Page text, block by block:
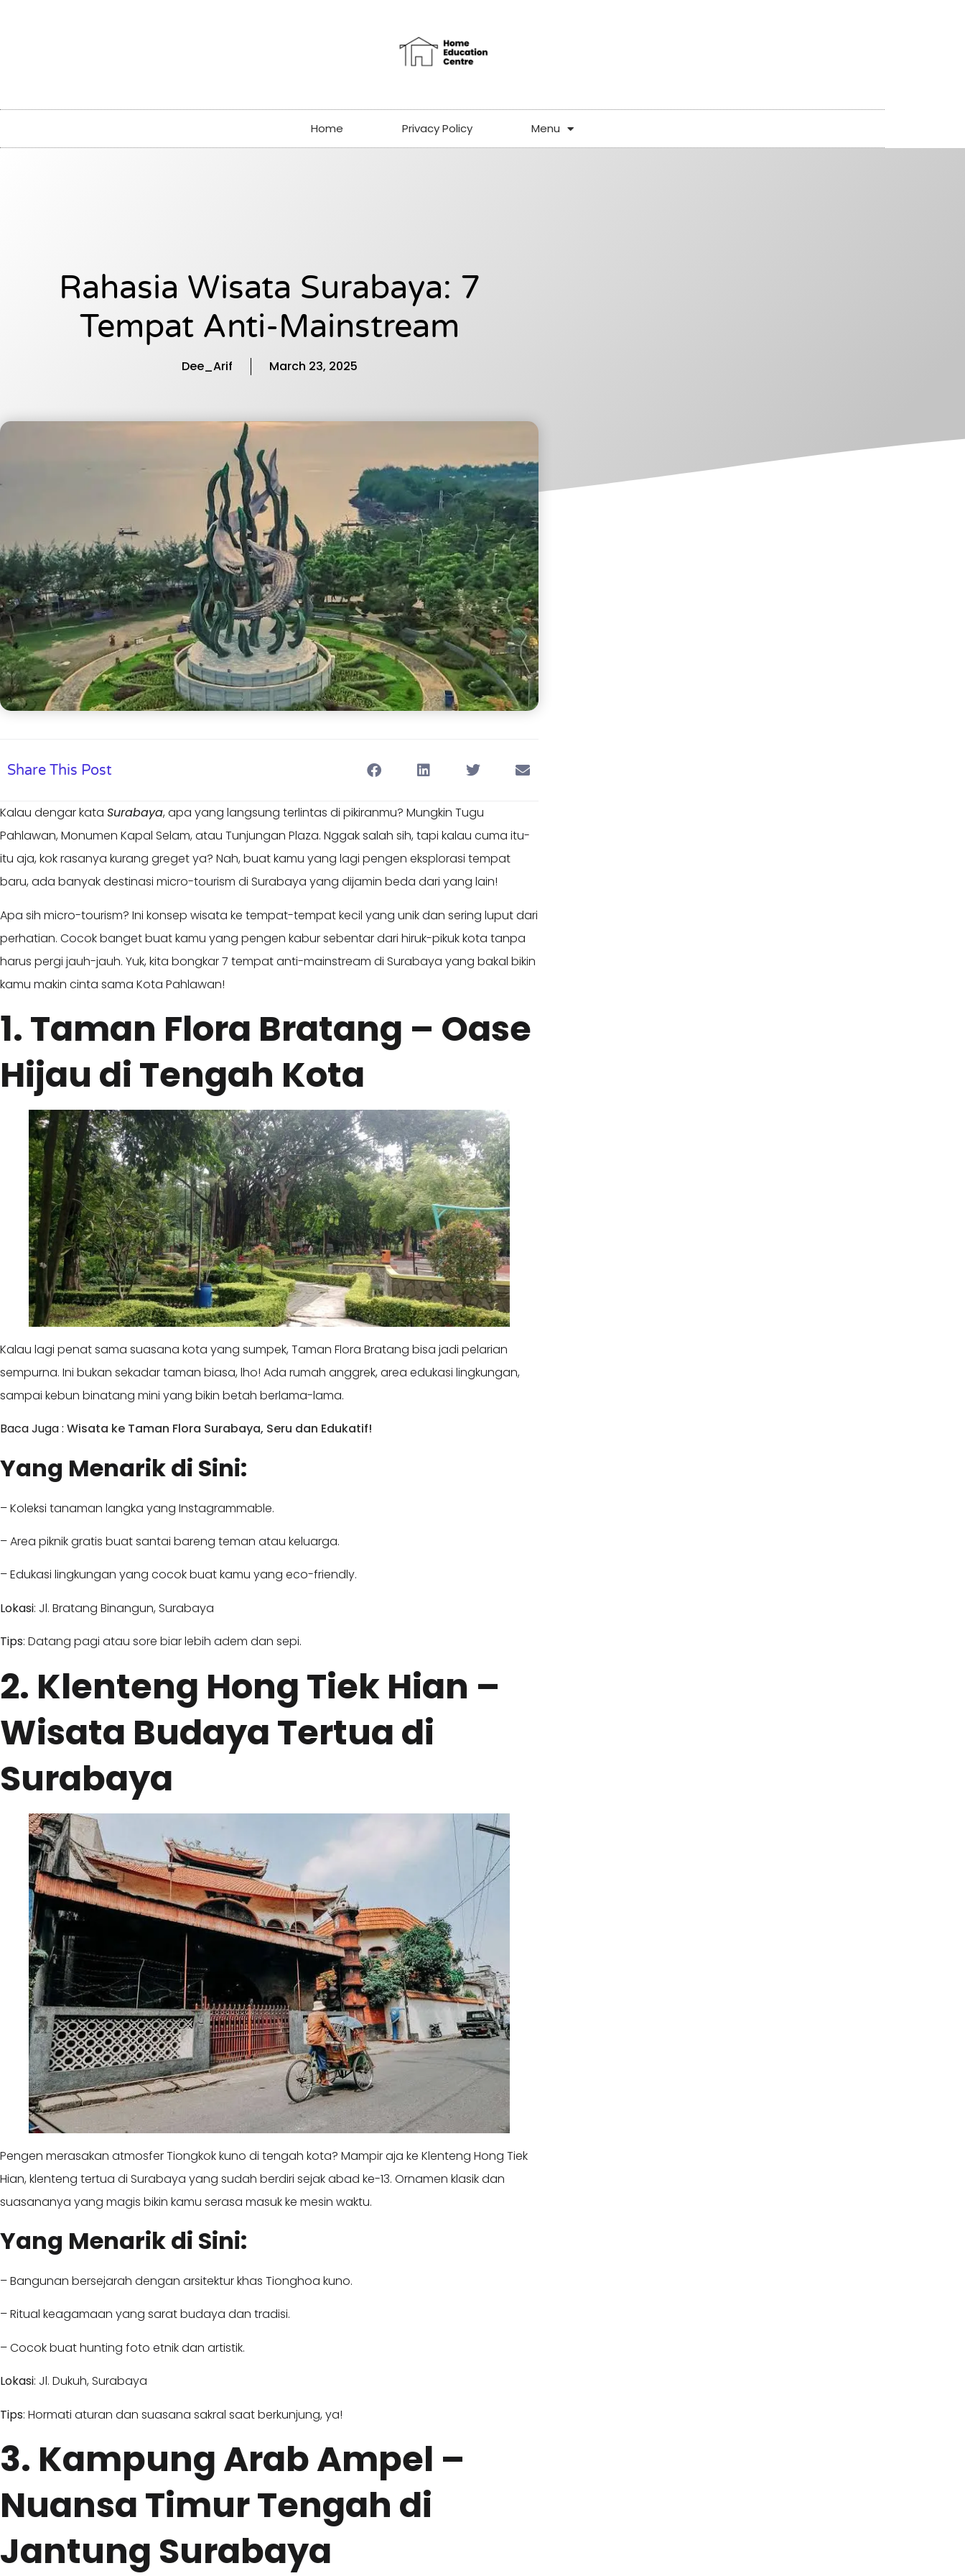
Home Privacy Policy Menu
Rahasia Wisata Surabaya: 7
Tempat Anti-Mainstream
Dee_Arif March 23, 2025
Share This Post
Kalau dengar kata Surabaya, apa yang langsung terlintas di pikiranmu? Mungkin Tugu
Pahlawan, Monumen Kapal Selam, atau Tunjungan Plaza. Nggak salah sih, tapi kalau cuma itu-
itu aja, kok rasanya kurang greget ya? Nah, buat kamu yang lagi pengen eksplorasi tempat
baru, ada banyak destinasi micro-tourism di Surabaya yang dijamin beda dari yang lain!
Apa sih micro-tourism? Ini konsep wisata ke tempat-tempat kecil yang unik dan sering luput dari
perhatian. Cocok banget buat kamu yang pengen kabur sebentar dari hiruk-pikuk kota tanpa
harus pergi jauh-jauh. Yuk, kita bongkar 7 tempat anti-mainstream di Surabaya yang bakal bikin
kamu makin cinta sama Kota Pahlawan!
1. Taman Flora Bratang – Oase
Hijau di Tengah Kota
Kalau lagi penat sama suasana kota yang sumpek, Taman Flora Bratang bisa jadi pelarian
sempurna. Ini bukan sekadar taman biasa, lho! Ada rumah anggrek, area edukasi lingkungan,
sampai kebun binatang mini yang bikin betah berlama-lama.
Baca Juga : Wisata ke Taman Flora Surabaya, Seru dan Edukatif!
Yang Menarik di Sini:
– Koleksi tanaman langka yang Instagrammable.
– Area piknik gratis buat santai bareng teman atau keluarga.
– Edukasi lingkungan yang cocok buat kamu yang eco-friendly.
Lokasi: Jl. Bratang Binangun, Surabaya
Tips: Datang pagi atau sore biar lebih adem dan sepi.
2. Klenteng Hong Tiek Hian –
Wisata Budaya Tertua di
Surabaya
Pengen merasakan atmosfer Tiongkok kuno di tengah kota? Mampir aja ke Klenteng Hong Tiek
Hian, klenteng tertua di Surabaya yang sudah berdiri sejak abad ke-13. Ornamen klasik dan
suasananya yang magis bikin kamu serasa masuk ke mesin waktu.
Yang Menarik di Sini:
– Bangunan bersejarah dengan arsitektur khas Tionghoa kuno.
– Ritual keagamaan yang sarat budaya dan tradisi.
– Cocok buat hunting foto etnik dan artistik.
Lokasi: Jl. Dukuh, Surabaya
Tips: Hormati aturan dan suasana sakral saat berkunjung, ya!
3. Kampung Arab Ampel –
Nuansa Timur Tengah di
Jantung Surabaya